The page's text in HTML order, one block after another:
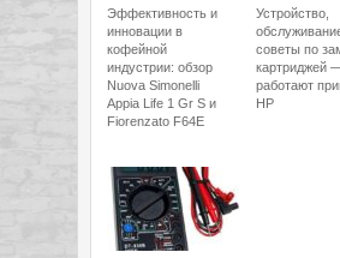
Эффективность и
инновации в
кофейной
индустрии: обзор
Nuova Simonelli
Appia Life 1 Gr S и
Fiorenzato F64E
Устройство,
советы по
картриджей
работают
HP